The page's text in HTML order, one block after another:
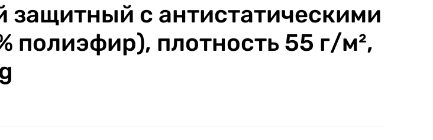
с антистатическими
полиэфир), плотность 55 г/м²,